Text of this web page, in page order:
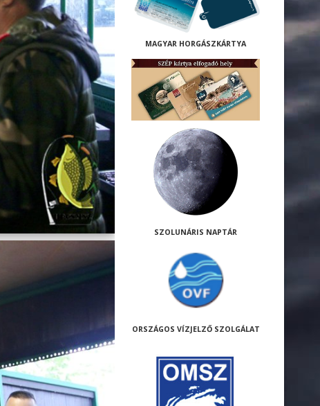
MAGYAR HORGÁSZKÁRTYA
SZOLUNÁRIS NAPTÁR
ORSZÁGOS VÍZJELZŐ SZOLGÁLAT